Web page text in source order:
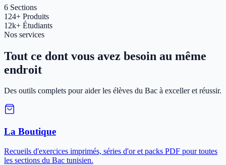
6 Sections
124+ Produits
12k+ Étudiants
Nos services
Tout ce dont vous avez besoin au même
endroit
Des outils complets pour aider les élèves du Bac à exceller et réussir.
La Boutique
Recueils d'exercices imprimés, séries d'or et packs PDF pour toutes
les sections du Bac tunisien.